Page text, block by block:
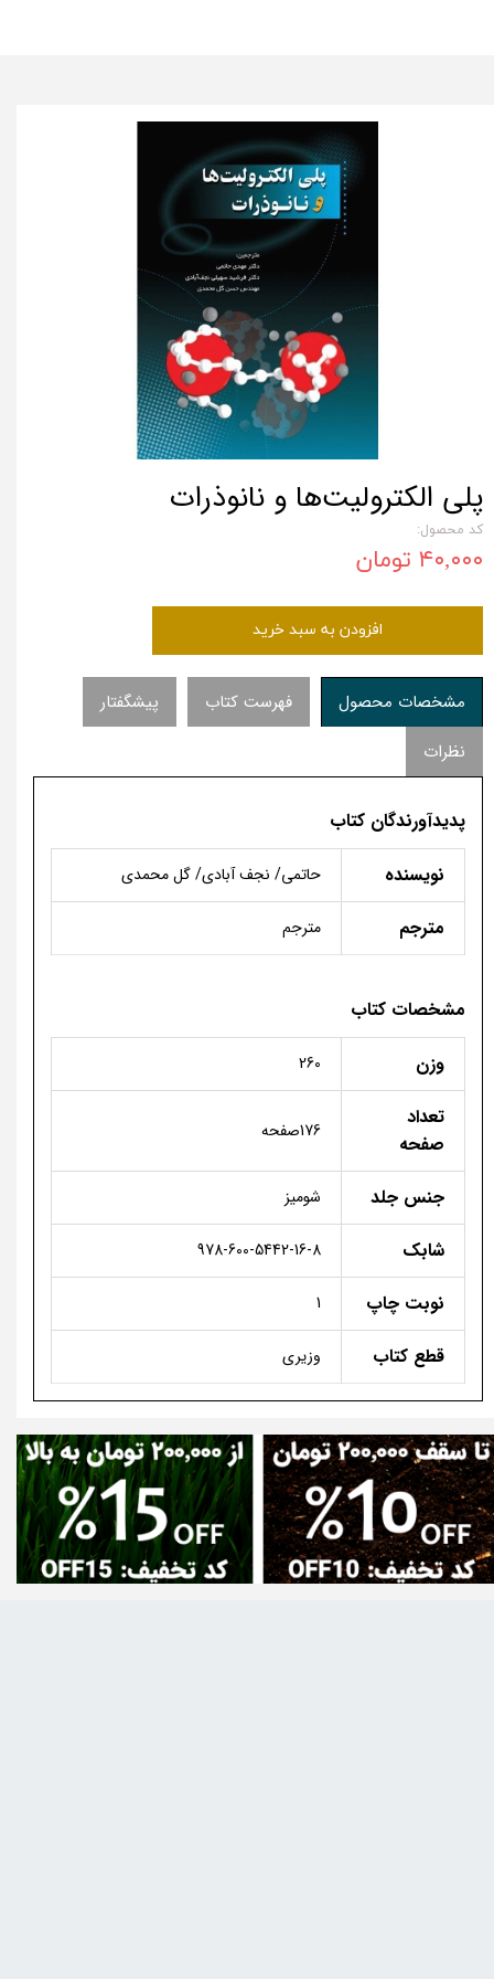
پلی الکترولیت‌ها و نانوذرات
کد محصول:
۴۰,۰۰۰ تومان
افزودن به سبد خرید
مشخصات محصول فهرست کتاب
پیشگفتار
نظرات
پدیدآورندگان کتاب
نویسنده
حاتمی/ نجف آبادی/ گل محمدی
مترجم مترجم
مشخصات کتاب
وزن
260
تعداد
صفحه
176صفحه
جنس جلد شومیز
شابک 978-600-5442-16-8
نوبت چاپ 1
قطع کتاب وزیری